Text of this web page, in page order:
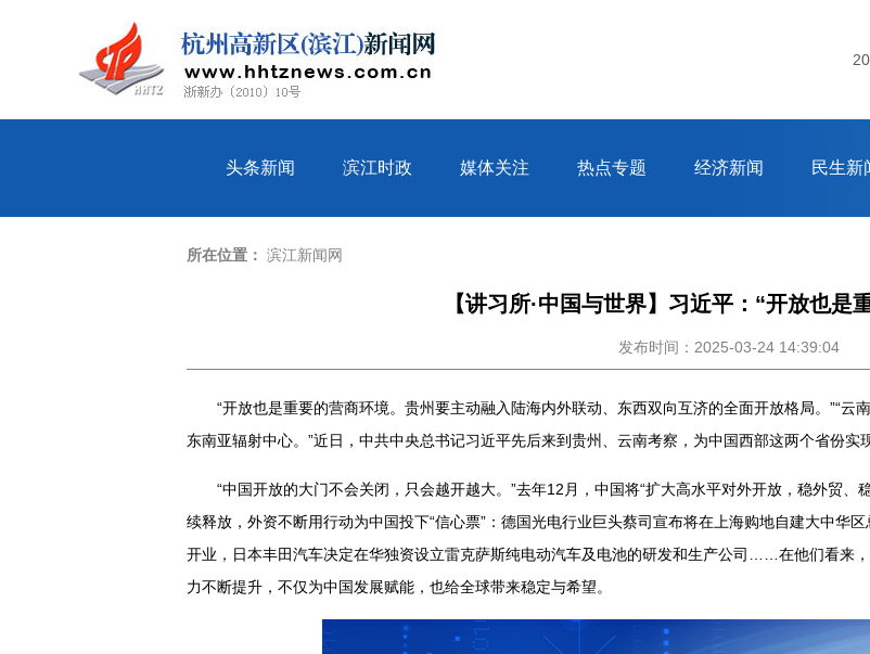
头条新闻 滨江时政 媒体关注 热点专题 经济新闻 民生新
所在位置： 滨江新闻网
【讲习所·中国与世界】习近平：“开放也是
发布时间：2025-03-24 14:39:04
“开放也是重要的营商环境。贵州要主动融入陆海内外联动、东西双向互济的全面开放格局。”“
东南亚辐射中心。”近日，中共中央总书记习近平先后来到贵州、云南考察，为中国西部这两个省份实
“中国开放的大门不会关闭，只会越开越大。”去年12月，中国将“扩大高水平对外开放，稳外贸
续释放，外资不断用行动为中国投下“信心票”：德国光电行业巨头蔡司宣布将在上海购地自建大中华
开业，日本丰田汽车决定在华独资设立雷克萨斯纯电动汽车及电池的研发和生产公司……在他们看来
力不断提升，不仅为中国发展赋能，也给全球带来稳定与希望。